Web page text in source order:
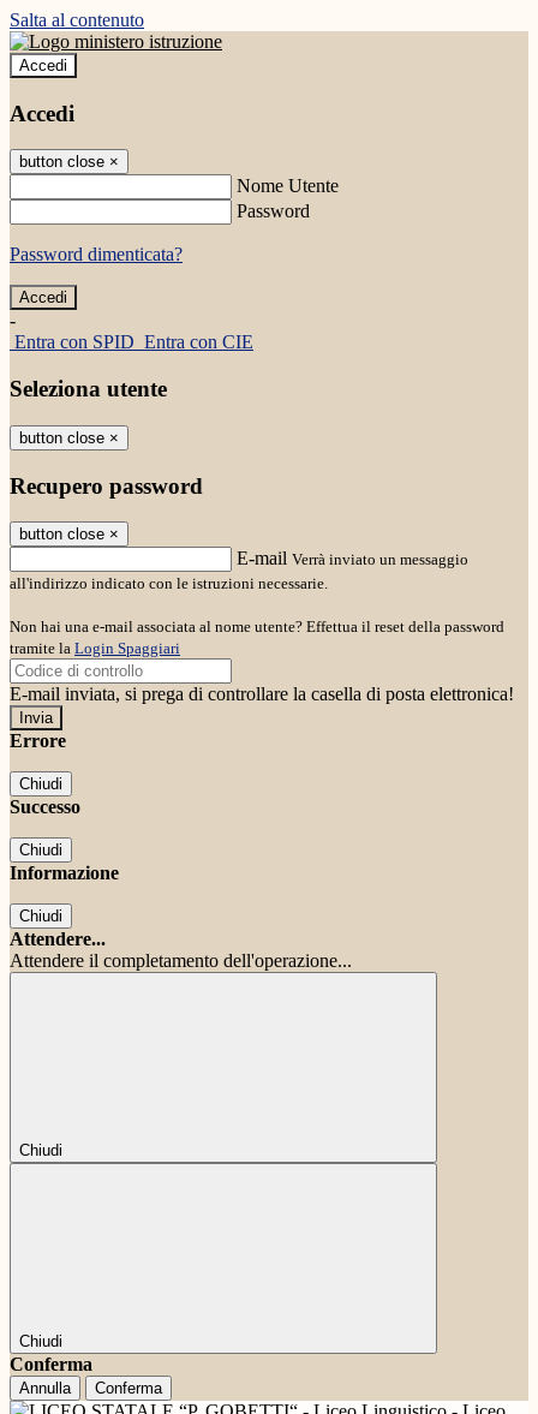
Salta al contenuto
Accedi
Accedi
button close ×
Nome Utente
Password
Password dimenticata?
-
Entra con SPID Entra con CIE
Seleziona utente
button close ×
Recupero password
button close ×
E-mail Verrà inviato un messaggio
all'indirizzo indicato con le istruzioni necessarie.
Non hai una e-mail associata al nome utente? Effettua il reset della password
tramite la Login Spaggiari
E-mail inviata, si prega di controllare la casella di posta elettronica!
Errore
Chiudi
Successo
Chiudi
Informazione
Chiudi
Attendere...
Attendere il completamento dell'operazione...
Chiudi
Chiudi
Conferma
Annulla Conferma